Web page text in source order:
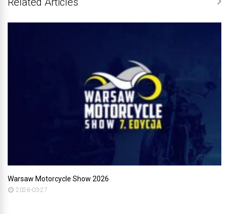
Warsaw Motorcycle Show 2026
2026-03-27